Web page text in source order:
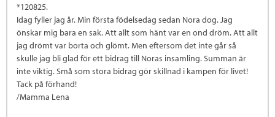
*120825.
Idag fyller jag år. Min första födelsedag sedan Nora dog. Jag
önskar mig bara en sak. Att allt som hänt var en ond dröm. Att allt
jag drömt var borta och glömt. Men eftersom det inte går så
skulle jag bli glad för ett bidrag till Noras insamling. Summan är
inte viktig. Små som stora bidrag gör skillnad i kampen för livet!
Tack på förhand!
/Mamma Lena